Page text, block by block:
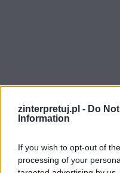
zinterpretuj.pl - Do
Information
If you wish to opt-out of
processing of your